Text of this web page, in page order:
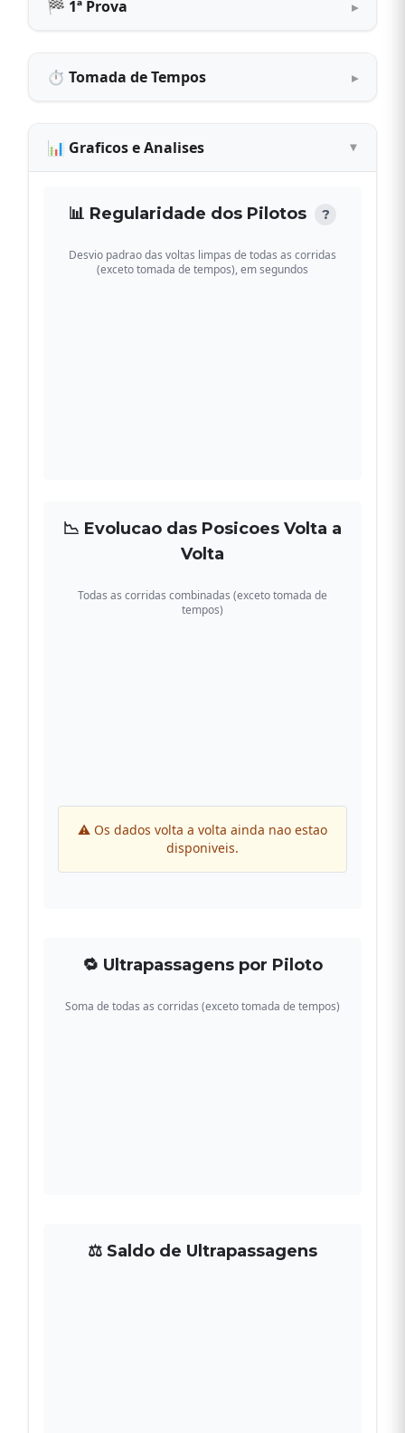
🏁 1ª Prova
⏱ Tomada de Tempos
📊 Graficos e Analises
📊 Regularidade dos Pilotos ?
Desvio padrao das voltas limpas de todas as corridas
(exceto tomada de tempos), em segundos
📉 Evolucao das Posicoes Volta a
Volta
Todas as corridas combinadas (exceto tomada de
tempos)
⚠ Os dados volta a volta ainda nao estao
disponiveis.
🔁 Ultrapassagens por Piloto
Soma de todas as corridas (exceto tomada de tempos)
⚖ Saldo de Ultrapassagens